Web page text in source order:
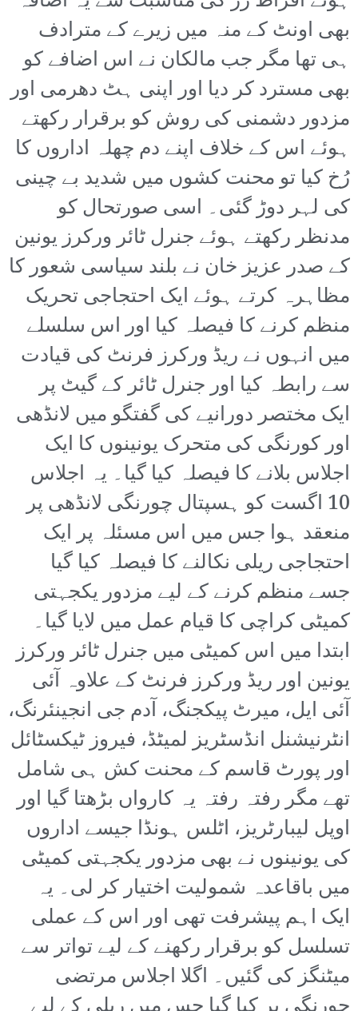
بھی اونٹ کے منہ میں زیرے کے مترادف
ہی تھا مگر جب مالکان نے اس اضافے کو
بھی مسترد کر دیا اور اپنی ہٹ دھرمی اور
مزدور دشمنی کی روش کو برقرار رکھتے
ہوئے اس کے خلاف اپنے دم چھلہ اداروں کا
رُخ کیا تو محنت کشوں میں شدید بے چینی
کی لہر دوڑ گئی۔ اسی صورتحال کو
مدنظر رکھتے ہوئے جنرل ٹائر ورکرز یونین
کے صدر عزیز خان نے بلند سیاسی شعور کا
مظاہرہ کرتے ہوئے ایک احتجاجی تحریک
منظم کرنے کا فیصلہ کیا اور اس سلسلے
میں انہوں نے ریڈ ورکرز فرنٹ کی قیادت
سے رابطہ کیا اور جنرل ٹائر کے گیٹ پر
ایک مختصر دورانیے کی گفتگو میں لانڈھی
اور کورنگی کی متحرک یونینوں کا ایک
اجلاس بلانے کا فیصلہ کیا گیا۔ یہ اجلاس
10 اگست کو ہسپتال چورنگی لانڈھی پر
منعقد ہوا جس میں اس مسئلہ پر ایک
احتجاجی ریلی نکالنے کا فیصلہ کیا گیا
جسے منظم کرنے کے لیے مزدور یکجہتی
کمیٹی کراچی کا قیام عمل میں لایا گیا۔
ابتدا میں اس کمیٹی میں جنرل ٹائر ورکرز
یونین اور ریڈ ورکرز فرنٹ کے علاوہ آئی
آئی ایل، میرٹ پیکجنگ، آدم جی انجینئرنگ،
انٹرنیشنل انڈسٹریز لمیٹڈ، فیروز ٹیکسٹائل
اور پورٹ قاسم کے محنت کش ہی شامل
تھے مگر رفتہ رفتہ یہ کارواں بڑھتا گیا اور
اوپل لیبارٹریز، اٹلس ہونڈا جیسے اداروں
کی یونینوں نے بھی مزدور یکجہتی کمیٹی
میں باقاعدہ شمولیت اختیار کر لی۔ یہ
ایک اہم پیشرفت تھی اور اس کے عملی
تسلسل کو برقرار رکھنے کے لیے تواتر سے
میٹنگز کی گئیں۔ اگلا اجلاس مرتضی